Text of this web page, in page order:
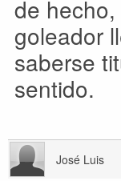
de
goleador
saberse
sentido.
José Luis